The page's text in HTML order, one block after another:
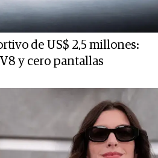
de US$ 2,5 millones:
y cero pantallas